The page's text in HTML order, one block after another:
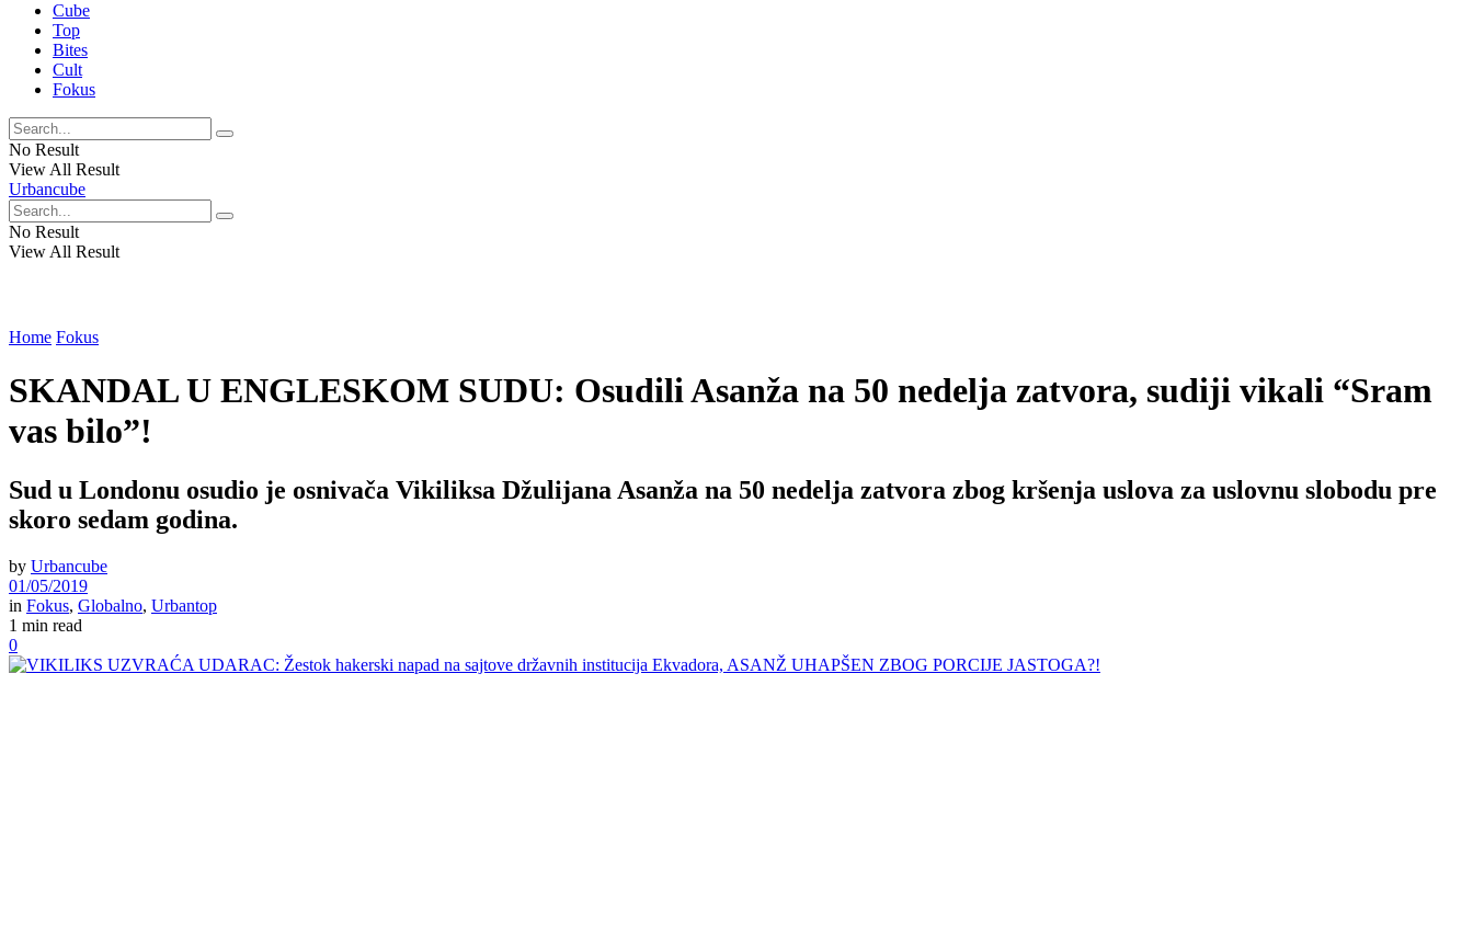
Cube
Top
Bites
Cult
Fokus
No Result
View All Result
Urbancube
No Result
View All Result
Home Fokus
SKANDAL U ENGLESKOM SUDU: Osudili Asanža na 50 nedelja zatvora, sudiji vikali “Sram
vas bilo”!
Sud u Londonu osudio je osnivača Vikiliksa Džulijana Asanža na 50 nedelja zatvora zbog kršenja uslova za uslovnu slobodu pre
skoro sedam godina.
by Urbancube
01/05/2019
in Fokus, Globalno, Urbantop
1 min read
0